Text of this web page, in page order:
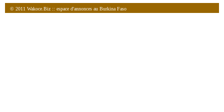
© 2011 Wakoce.Biz :: espace d'annonces au Burkina Faso